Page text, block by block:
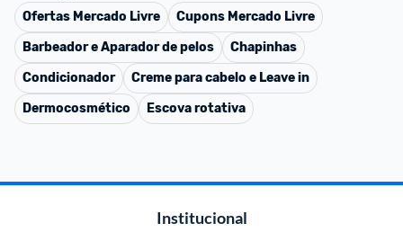
Ofertas Mercado Livre Cupons Mercado Livre
Barbeador e Aparador de pelos
Chapinhas
Condicionador
Creme para cabelo e Leave in
Dermocosmético
Escova rotativa
Institucional